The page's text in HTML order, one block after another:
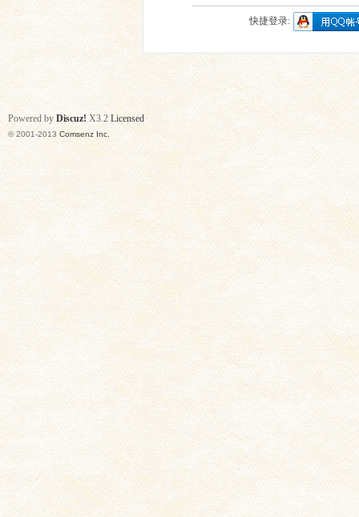
快捷登录:
Powered by Discuz! X3.2 Licensed
© 2001-2013 Comsenz Inc.